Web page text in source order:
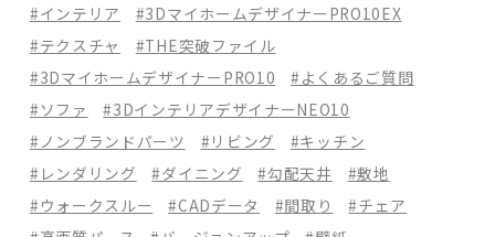
#インテリア
#3DマイホームデザイナーPRO10EX
#テクスチャ
#THE突破ファイル
#3DマイホームデザイナーPRO10
#よくあるご質問
#ソファ
#3DインテリアデザイナーNEO10
#ノンブランドパーツ
#リビング
#キッチン
#レンダリング
#ダイニング #勾配天井
#敷地
#ウォークスルー
#CADデータ #間取り
#チェア